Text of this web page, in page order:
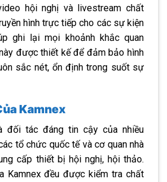
hội nghị và livestream chất
hình trực tiếp cho các sự kiện
ghi lại mọi khoảnh khắc quan
được thiết kế để đảm bảo hình
sắc nét, ổn định trong suốt sự
Kamnex
đối tác đáng tin cậy của nhiều
tổ chức quốc tế và cơ quan nhà
cấp thiết bị hội nghị, hội thảo.
Kamnex đều được kiểm tra chất